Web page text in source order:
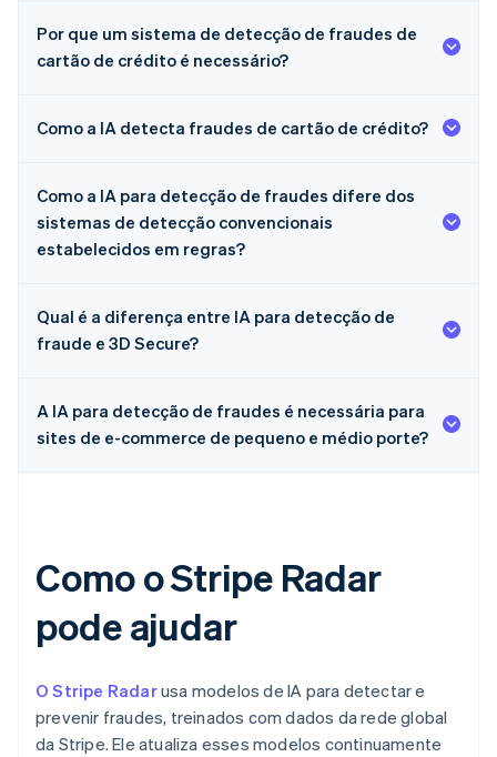
Por que um sistema de detecção de fraudes de
cartão de crédito é necessário?
Como a IA detecta fraudes de cartão de crédito?
Como a IA para detecção de fraudes difere dos
sistemas de detecção convencionais
estabelecidos em regras?
Qual é a diferença entre IA para detecção de
fraude e 3D Secure?
A IA para detecção de fraudes é necessária para
sites de e-commerce de pequeno e médio porte?
Como o Stripe Radar
pode ajudar
O Stripe Radarusa modelos de IA para detectar e
prevenir fraudes, treinados com dados da rede global
da Stripe. Ele atualiza esses modelos continuamente